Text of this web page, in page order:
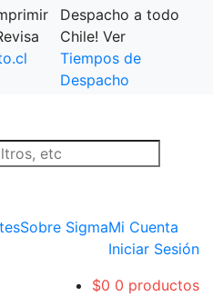
Despacho a todo
Chile! Ver
Tiempos de
Despacho
Sobre SigmaMi Cuenta
Iniciar Sesión
$0 0 productos